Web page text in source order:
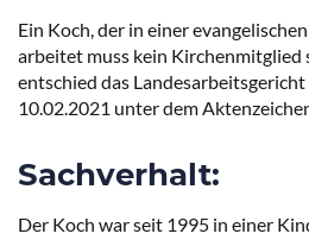
Ein Koch, der in einer
arbeitet muss kein Kirchenmitglied
entschied das
10.02.2021 unter dem
Sachverhalt:
Der Koch war seit 1995 in einer